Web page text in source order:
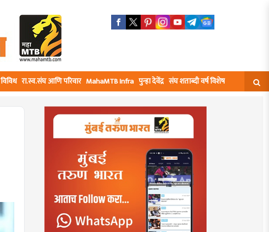
विविध रा.स्व.संघ आणि परिवार MahaMTB Infra पुन्हा देवेंद्र संघ शताब्दी वर्ष विशेष